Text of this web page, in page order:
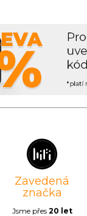
Zavedená
značka
Jsme přes 20 let